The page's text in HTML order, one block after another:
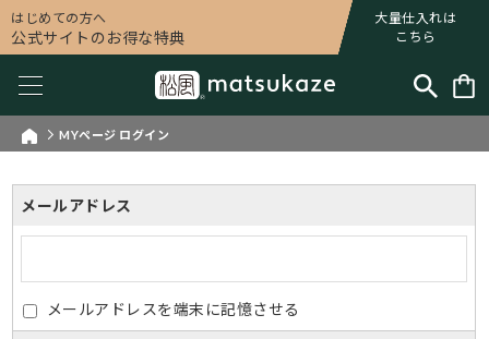
はじめての方へ
公式サイトのお得な特典
大量仕入れは
こちら
MYページ ログイン
メールアドレス
メールアドレスを端末に記憶させる